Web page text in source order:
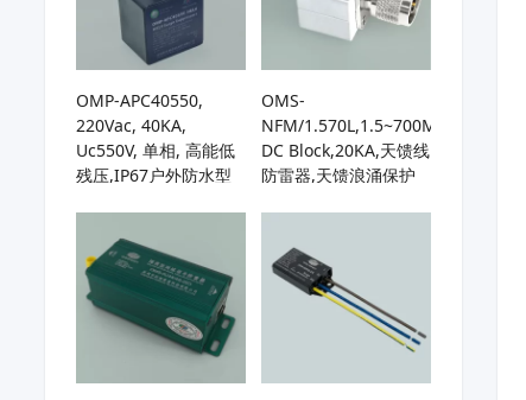
OMP-APC40550,
220Vac, 40KA,
Uc550V, 单相, 高能低
残压,IP67户外防水型
OMS-
NFM/1.570L,1.5~700MHz,
DC Block,20KA,天馈线
防雷器,天馈浪涌保护
接收机